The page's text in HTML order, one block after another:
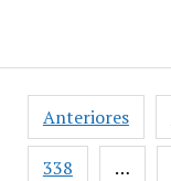
Paginación
de
entradas
Anteriores
338 …